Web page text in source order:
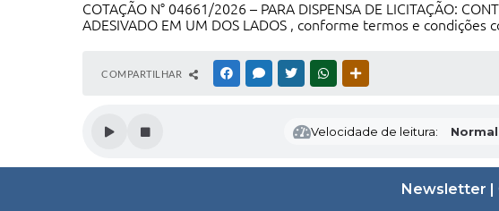
COTAÇÃO N° 04661/2026 – PARA DISPENSA DE LICITAÇÃO:
ADESIVADO EM UM DOS LADOS , conforme termos e condições
COMPARTILHAR FACEBOOKMESSENGER
TWITTERWHATSAPP
Velocidade de leitura:
Newsletter |